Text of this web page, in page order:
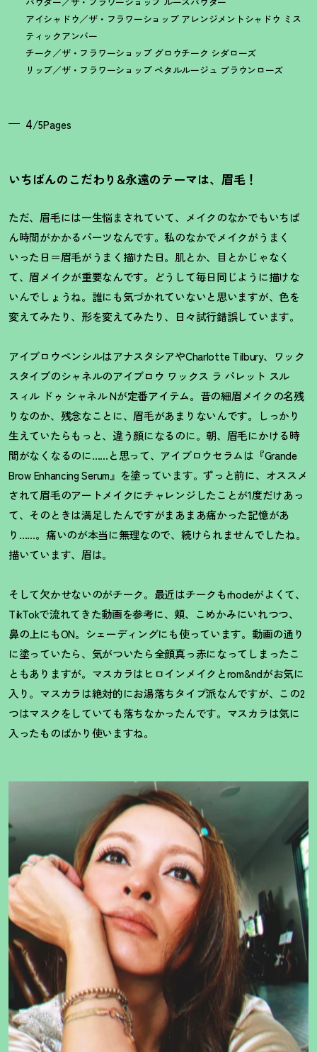
アイシャドウ／ザ・フラワーショップ アレンジメントシャドウ ミス
ティックアンバー
チーク／ザ・フラワーショップ グロウチーク シダローズ
リップ／ザ・フラワーショップ ペタルルージュ ブラウンローズ
4/5Pages
いちばんのこだわり&永遠のテーマは、眉毛 ！
ただ、眉毛には一生悩まされていて、メイクのなかでもいちば
ん時間がかかるパーツなんです。私のなかでメイクがうまく
いった日＝眉毛がうまく描けた日。肌とか、目とかじゃなく
て、眉メイクが重要なんです。どうして毎日同じように描けな
いんでしょうね。誰にも気づかれていないと思いますが、色を
変えてみたり、形を変えてみたり、日々試行錯誤しています。
アイブロウペンシルはアナスタシアやCharlotte Tilbury、ワック
スタイプのシャネルのアイブロウ ワックス ラ パレット スル
スィル ドゥ シャネル Nが定番アイテム。昔の細眉メイクの名残
りなのか、残念なことに、眉毛があまりないんです。しっかり
生えていたらもっと、違う顔になるのに。朝、眉毛にかける時
間がなくなるのに……と思って、アイブロウセラムは『Grande
Brow Enhancing Serum』を塗っています。ずっと前に、オススメ
されて眉毛のアートメイクにチャレンジしたことが1度だけあっ
て、そのときは満足したんですがまあまあ痛かった記憶があ
り……。痛いのが本当に無理なので、続けられませんでしたね。
描いています、眉は。
そして欠かせないのがチーク。最近はチークもrhodeがよくて、
TikTokで流れてきた動画を参考に、頬、こめかみにいれつつ、
鼻の上にもON。シェーディングにも使っています。動画の通り
に塗っていたら、気がついたら全顔真っ赤になってしまったこ
ともありますが。マスカラはヒロインメイクとrom&ndがお気に
入り。マスカラは絶対的にお湯落ちタイプ派なんですが、この2
つはマスクをしていても落ちなかったんです。マスカラは気に
入ったものばかり使いますね。